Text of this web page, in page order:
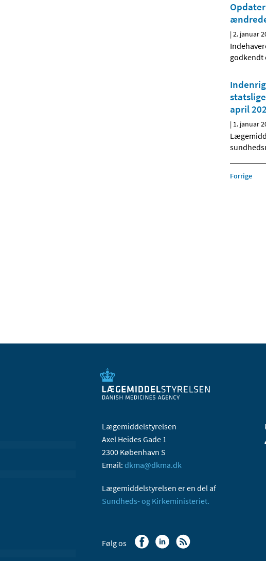
|2. januar
godkendt
april
| 1. januar
Forrige
Lægemiddelstyrelsen
Axel Heides Gade 1
2300 København S
Email: dkma@dkma.dk
Lægemiddelstyrelsen er en del af
Sundheds- og Kirkeministeriet.
Følg os